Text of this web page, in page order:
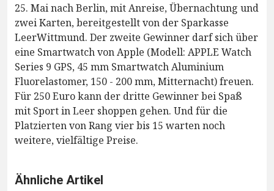
25. Mai nach Berlin, mit Anreise, Übernachtung und
zwei Karten, bereitgestellt von der Sparkasse
LeerWittmund. Der zweite Gewinner darf sich über
eine Smartwatch von Apple (Modell: APPLE Watch
Series 9 GPS, 45 mm Smartwatch Aluminium
Fluorelastomer, 150 - 200 mm, Mitternacht) freuen.
Für 250 Euro kann der dritte Gewinner bei Spaß
mit Sport in Leer shoppen gehen. Und für die
Platzierten von Rang vier bis 15 warten noch
weitere, vielfältige Preise.
Ähnliche Artikel